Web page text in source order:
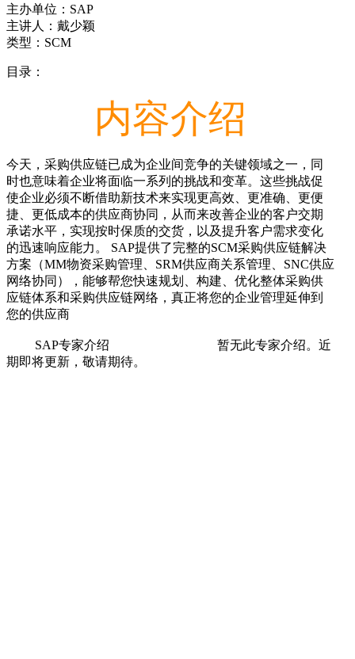
主办单位：SAP
主讲人：戴少颖
类型：SCM
目录：
内容介绍
今天，采购供应链已成为企业间竞争的关键领域之一，同
时也意味着企业将面临一系列的挑战和变革。这些挑战促
使企业必须不断借助新技术来实现更高效、更准确、更便
捷、更低成本的供应商协同，从而来改善企业的客户交期
承诺水平，实现按时保质的交货，以及提升客户需求变化
的迅速响应能力。 SAP提供了完整的SCM采购供应链解决
方案（MM物资采购管理、SRM供应商关系管理、SNC供应
网络协同），能够帮您快速规划、构建、优化整体采购供
应链体系和采购供应链网络，真正将您的企业管理延伸到
您的供应商
SAP专家介绍 暂无此专家介绍。近
期即将更新，敬请期待。